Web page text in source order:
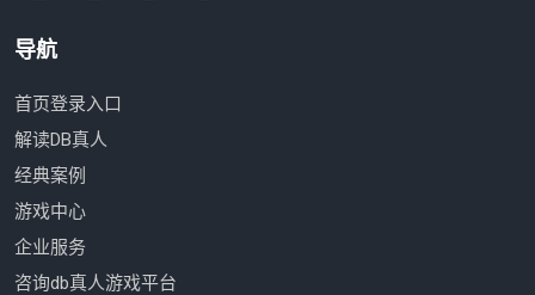
导航
首页登录入口
解读DB真人
经典案例
游戏中心
企业服务
咨询db真人游戏平台